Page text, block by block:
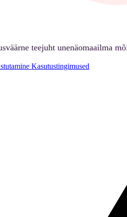
teejuht unenäomaailma
Kasutustingimused